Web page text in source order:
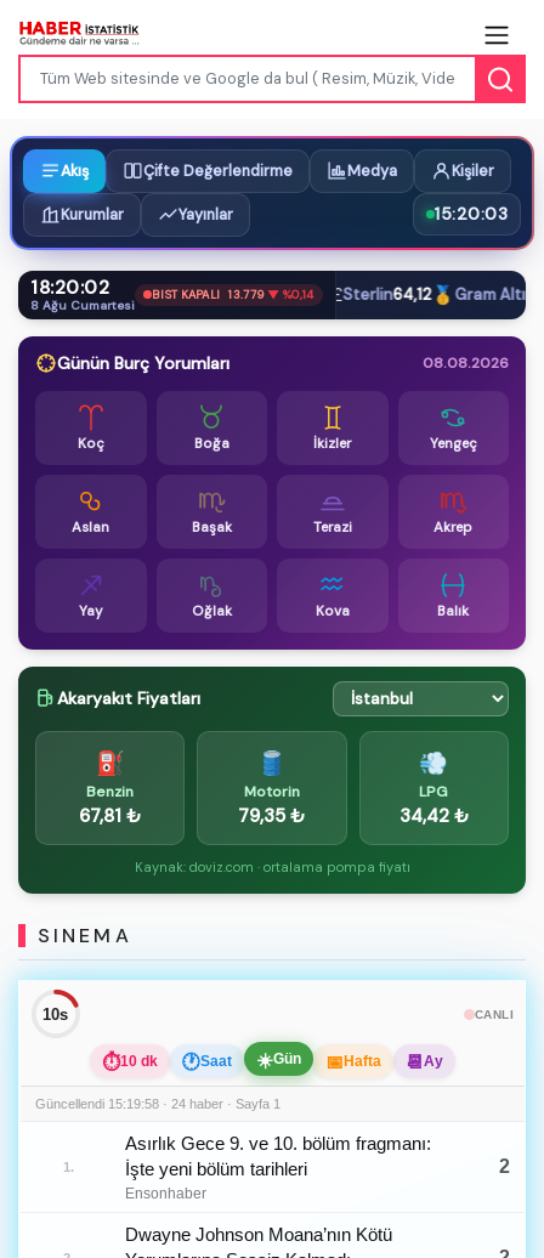
Akış Çifte Değerlendirme Medya Kişiler
Kurumlar Yayınlar 15:20:03
18:20:03
8 Ağu Cumartesi
BIST KAPALI 13.779▼ %0,14
$Dolar47,61 €Euro54,87£ Sterlin64,12🥇Gram Altın
Günün Burç Yorumları 08.08.2026
Koç Boğa İkizler Yengeç
Aslan Başak Terazi Akrep
Yay Oğlak Kova Balık
Akaryakıt Fiyatları
⛽
Benzin
67,81 ₺
🛢️
Motorin
79,35 ₺
💨
LPG
34,42 ₺
Kaynak: doviz.com · ortalama pompa fiyatı
SINEMA
10s
⏱10 dk 🕐Saat ☀️Gün 📅 Hafta 📆 Ay
CANLI
Güncellendi 15:19:58 · 24 haber · Sayfa 1
1.
Asırlık Gece 9. ve 10. bölüm fragmanı:
İşte yeni bölüm tarihleri
Ensonhaber
2
Dwayne Johnson Moana’nın Kötü